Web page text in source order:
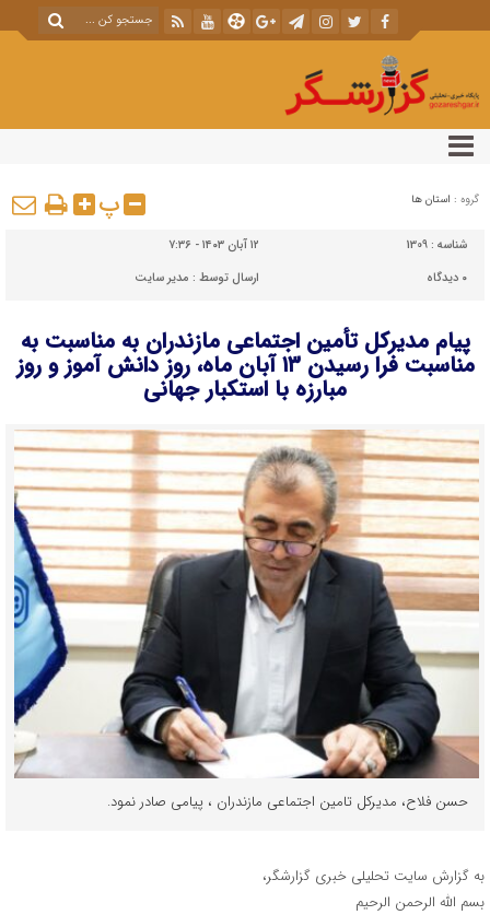
گروه : استان ها پ
شناسه : 1309
۱۲ آبان ۱۴۰۳ - ۷:۳۶
۰ دیدگاه ارسال توسط : مدیر سایت
پیام مدیرکل تأمین اجتماعی مازندران به مناسبت به
مناسبت فرا رسیدن ۱۳ آبان ماه، روز دانش آموز و روز
مبارزه با استکبار جهانی
حسن فلاح، مدیرکل تامین اجتماعی مازندران ، پیامی صادر نمود.
به گزارش سایت تحلیلی خبری گزارشگر،
بسم الله الرحمن الرحیم